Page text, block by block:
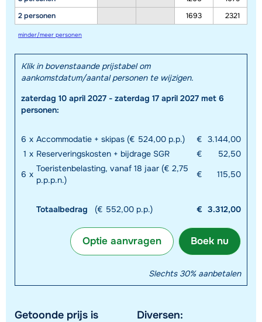
2 personen
1693
2321
minder/meer personen
Klik in bovenstaande prijstabel om
aankomstdatum/aantal personen te wijzigen.
zaterdag 10 april 2027 - zaterdag 17 april 2027 met 6
personen:
6 x Accommodatie + skipas (€ 524,00 p.p.) € 3.144,00
1 x Reserveringskosten + bijdrage SGR €
52,50
6 x
Toeristenbelasting, vanaf 18 jaar (€ 2,75
p.p.p.n.)
€ 115,50
Totaalbedrag (€ 552,00 p.p.) € 3.312,00
Boek nu
Optie aanvragen
Slechts 30% aanbetalen
Getoonde prijs is
Diversen: